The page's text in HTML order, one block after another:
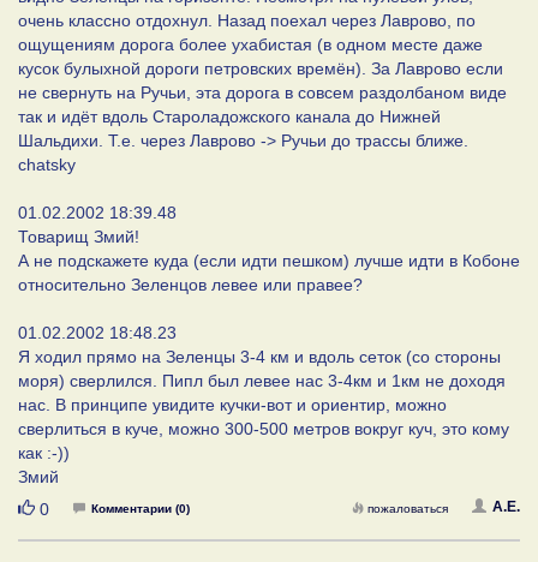
очень классно отдохнул. Назад поехал через Лаврово, по
ощущениям дорога более ухабистая (в одном месте даже
кусок булыхной дороги петровских времён). За Лаврово если
не свернуть на Ручьи, эта дорога в совсем раздолбаном виде
так и идёт вдоль Староладожского канала до Нижней
Шальдихи. Т.е. через Лаврово -> Ручьи до трассы ближе.
chatsky
01.02.2002 18:39.48
Товарищ Змий!
А не подскажете куда (если идти пешком) лучше идти в Кобоне
относительно Зеленцов левее или правее?
01.02.2002 18:48.23
Я ходил прямо на Зеленцы 3-4 км и вдоль сеток (со стороны
моря) сверлился. Пипл был левее нас 3-4км и 1км не доходя
нас. В принципе увидите кучки-вот и ориентир, можно
сверлиться в куче, можно 300-500 метров вокруг куч, это кому
как :-))
Змий
Нравится
0 Комментарии (0) А.Е.
пожаловаться